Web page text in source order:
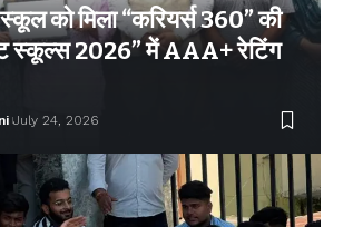
स्कूल को मिला “करियर्स 360” की
स्कूल्स 2026” में AAA+ रेटिंग
July 24, 2026